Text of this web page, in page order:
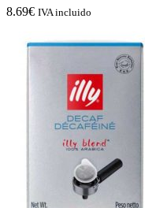
8.69€ IVA incluido